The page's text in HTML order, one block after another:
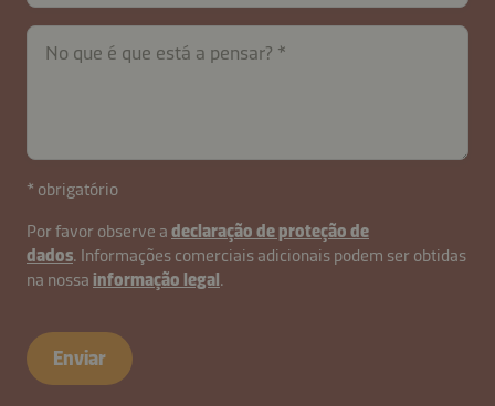
contactPT-
B2B-
No que é que está a pensar?
* obrigatório
Por favor observe a declaração de proteção de
dados. Informações comerciais adicionais podem ser obtidas
na nossa informação legal.
Enviar